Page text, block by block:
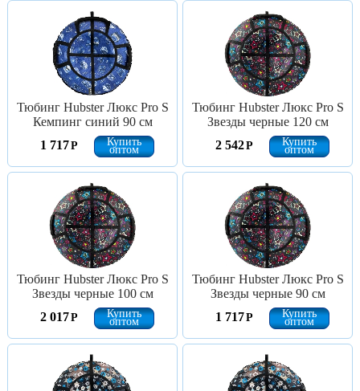
Тюбинг Hubster Люкс Pro S
Кемпинг синий 90 см
1 717Р Купить
оптом
Тюбинг Hubster Люкс Pro S
Звезды черные 120 см
2 542Р Купить
оптом
Тюбинг Hubster Люкс Pro S
Звезды черные 100 см
2 017Р Купить
оптом
Тюбинг Hubster Люкс Pro S
Звезды черные 90 см
1 717Р Купить
оптом